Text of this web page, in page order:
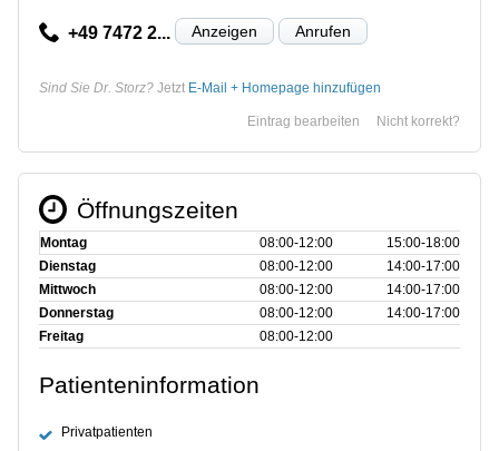
+49 7472 2... Anzeigen Anrufen
Sind Sie Dr. Storz? Jetzt E-Mail + Homepage hinzufügen
Nicht korrekt?
Eintrag bearbeiten
Öffnungszeiten
Montag 08:00‑12:00
15:00‑18:00
Dienstag
08:00‑12:00
14:00‑17:00
Mittwoch
08:00‑12:00
14:00‑17:00
Donnerstag
08:00‑12:00
14:00‑17:00
Freitag
08:00‑12:00
Patienteninformation
Privatpatienten